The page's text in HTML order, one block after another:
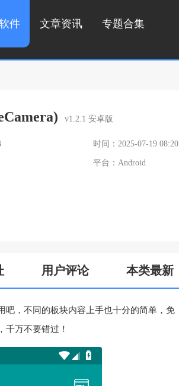
件 文章资讯 专题合集
v1.2.1 安卓版
时间：2025-07-19 08:20
平台：Android
用户评论 本类最新
吧，不同的板块内容上手也十分的简单，免
千万不要错过！